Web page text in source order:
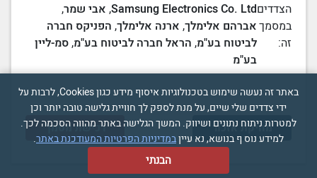
הצדדים
במסמך
זה:
Samsung Electronics Co. Ltd
, אבי שמר,
אברהם אלימלך, ארנה אלימלך, הפניקס חברה
לביטוח בע"מ, הראל חברה לביטוח בע"מ,סמ-ליין
בע"מ
מחיקת אזכור רכישת מסמך
באתר זה נעשה שימוש בטכנולוגיות איסוף מידע כגון Cookies, לרבות על
ידי צדדים שלי שיים, על מנת לספק לך חוויית גלישה טובה יותר וכן
למטרות ניתוח נתונים ושיווק. המשך הגלישה באתר מהווה הסכמה לכך.
למידע נוס ף בנושא, נא עייןבמדיניות הפרטיות המעודכנת באתר.
הבנתי